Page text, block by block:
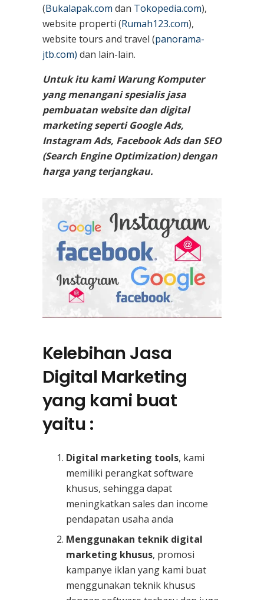
(Bukalapak.com dan Tokopedia.com),
website properti (Rumah123.com),
website tours and travel (panorama-
jtb.com) dan lain-lain.
Untuk itu kami Warung Komputer
yang menangani spesialis jasa
pembuatan website dan digital
marketing seperti Google Ads,
Instagram Ads, Facebook Ads dan SEO
(Search Engine Optimization) dengan
harga yang terjangkau.
Kelebihan Jasa
Digital Marketing
yang kami buat
yaitu :
Digital marketing tools, kami
memiliki perangkat software
khusus, sehingga dapat
meningkatkan sales dan income
pendapatan usaha anda
Menggunakan teknik digital
marketing khusus, promosi
kampanye iklan yang kami buat
menggunakan teknik khusus